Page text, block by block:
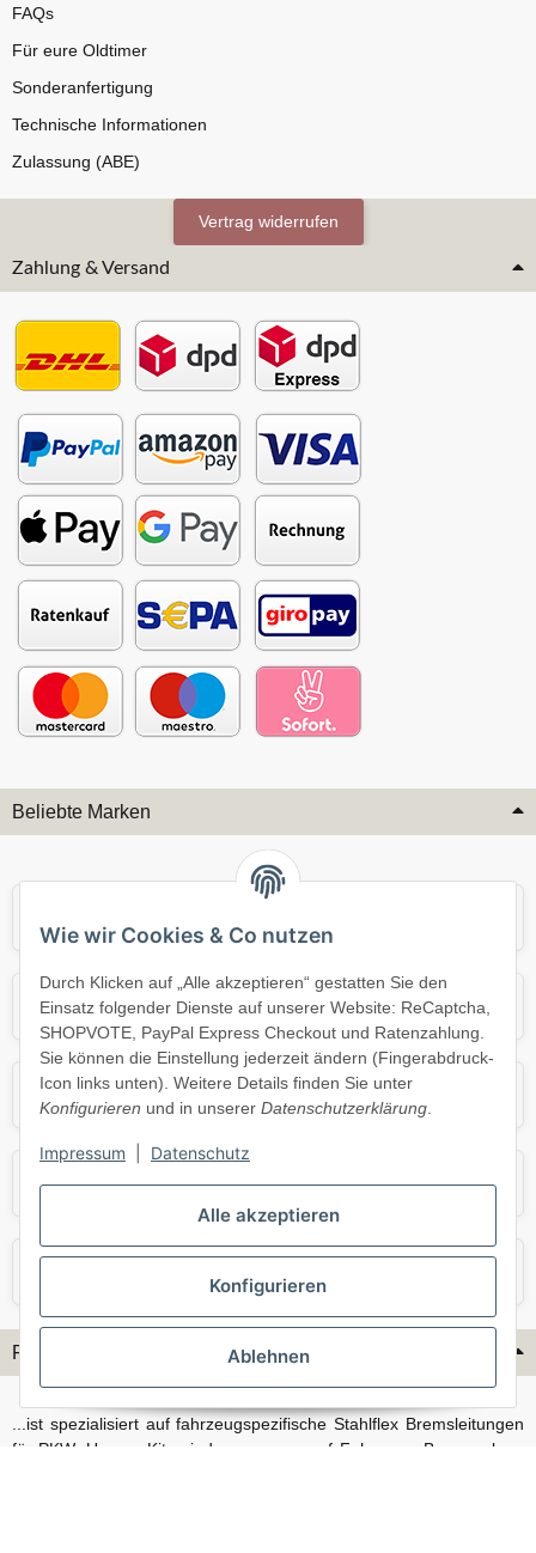
Alle akzeptieren
Konfigurieren
Ablehnen
Wie wir Cookies & Co nutzen
Durch Klicken auf „Alle akzeptieren“ gestatten Sie den
Einsatz folgender Dienste auf unserer Website: ReCaptcha,
SHOPVOTE, PayPal Express Checkout und Ratenzahlung.
Sie können die Einstellung jederzeit ändern (Fingerabdruck-
Icon links unten). Weitere Details finden Sie unter
Konfigurieren und in unserer Datenschutzerklärung.
Impressum Datenschutz
FAQs
Für eure Oldtimer
Sonderanfertigung
Technische Informationen
Zulassung (ABE)
Vertrag widerrufen
Zahlung & Versand
Beliebte Marken
Mercedes Mini
Opel Porsche
Skoda Smart
Flex-Hydraulik...
...ist spezialisiert auf fahrzeugspezifische Stahlflex Bremsleitungen
für PKW. Unsere Kits sind passgenau auf Fahrzeug, Bremsanlage